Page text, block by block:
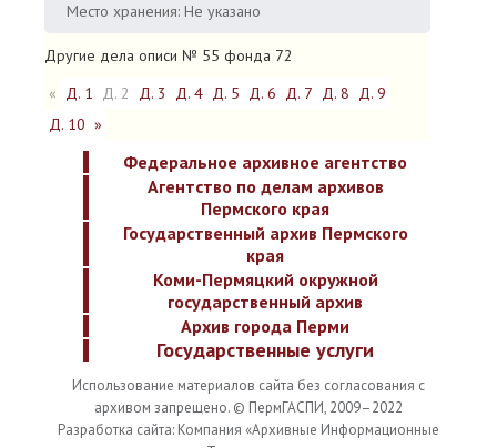
Место хранения: Не указано
Другие дела описи № 55 фонда 72
« Д. 1 Д. 2 Д. 3 Д. 4 Д. 5 Д. 6 Д. 7 Д. 8 Д. 9
Д. 10 »
Федеральное архивное агентство
Агентство по делам архивов
Пермского края
Государственный архив Пермского
края
Коми-Пермяцкий окружной
государственный архив
Архив города Перми
Государственные услуги
Использование материалов сайта без согласования с
архивом запрещено. © ПермГАСПИ, 2009–2022
Разработка сайта: Компания «Архивные Информационные